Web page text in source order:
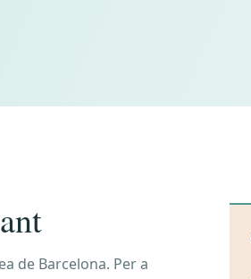
de Barcelona. Per a